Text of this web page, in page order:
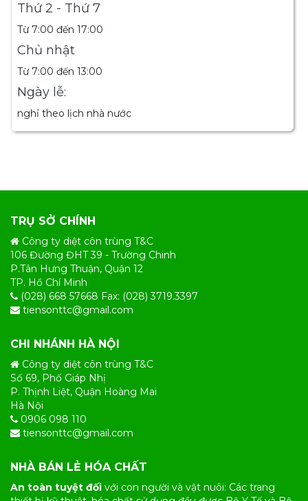
Thứ 2 - Thứ 7
Từ 7:00 đến 17:00
Chủ nhật
Từ 7:00 đến 13:00
Ngày lễ:
nghỉ theo lịch nhà nước
TRỤ SỞ CHÍNH
Công ty diệt côn trùng T&C
106 Đường ĐHT 39 - Trường Chinh
P.Tân Hưng Thuận, Quận 12
TP. Hồ Chí Minh
(028) 668 57668 Fax: (028) 3719.3397
tiensonttc@gmail.com
CHI NHÁNH HÀ NỘI
Công ty diệt côn trùng T&C
Số 69, Phố Giáp Nhị
P. Thịnh Liệt, Quận Hoàng Mai
Hà Nội
0906 098 110
tiensonttc@gmail.com
NHÀ BÁN LẺ HÓA CHẤT
An toàn tuyệt đối với con người và vật nuôi: Các trang